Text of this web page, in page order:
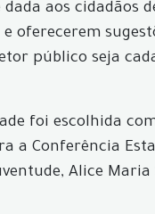
aos cidadãos
oferecerem
público seja
foi escolhida
a Conferência
Alice